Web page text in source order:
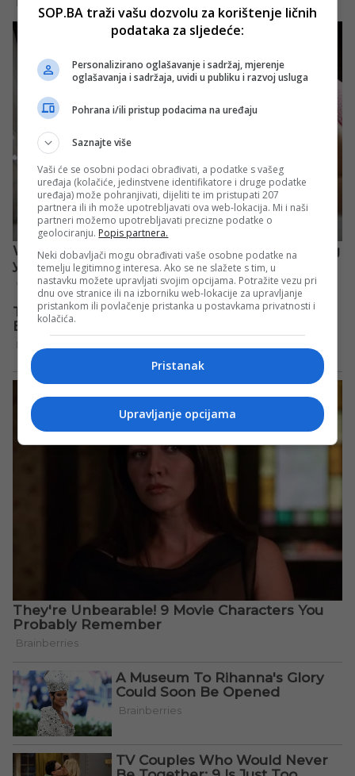
SOP.BA traži vašu dozvolu za korištenje ličnih
podataka za sljedeće:
Personalizirano oglašavanje i sadržaj, mjerenje
oglašavanja i sadržaja, uvidi u publiku i razvoj usluga
Pohrana i/ili pristup podacima na uređaju
Saznajte više
Vaši će se osobni podaci obrađivati, a podatke s vašeg
uređaja (kolačiće, jedinstvene identifikatore i druge podatke
uređaja) može pohranjivati, dijeliti te im pristupati 207
partnera ili ih može upotrebljavati ova web-lokacija. Mi i naši
partneri možemo upotrebljavati precizne podatke o
geolociranju. Popis partnera.
Neki dobavljači mogu obrađivati vaše osobne podatke na
temelju legitimnog interesa. Ako se ne slažete s tim, u
nastavku možete upravljati svojim opcijama. Potražite vezu pri
dnu ove stranice ili na izborniku web-lokacije za upravljanje
pristankom ili povlačenje pristanka u postavkama privatnosti i
kolačića.
Pristanak
Upravljanje opcijama